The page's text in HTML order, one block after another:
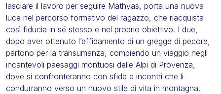
lasciare il lavoro per seguire Mathyas, porta una nuova
luce nel percorso formativo del ragazzo, che riacquista
così fiducia in sé stesso e nel proprio obiettivo. I due,
dopo aver ottenuto l’affidamento di un gregge di pecore,
partono per la transumanza, compiendo un viaggio negli
incantevoli paesaggi montuosi delle Alpi di Provenza,
dove si confronteranno con sfide e incontri che li
condurranno verso un nuovo stile di vita in montagna.